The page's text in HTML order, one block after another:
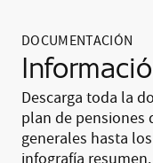
DOCUMENTACIÓN
Descarga toda la
plan de pensiones
generales hasta